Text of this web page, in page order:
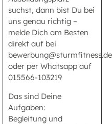
suchst, dann bist Du bei
uns genau richtig –
melde Dich am Besten
direkt auf bei
bewerbung@sturmfitness.de
oder per Whatsapp auf
015566-103219
Das sind Deine
Aufgaben:
Begleitung und